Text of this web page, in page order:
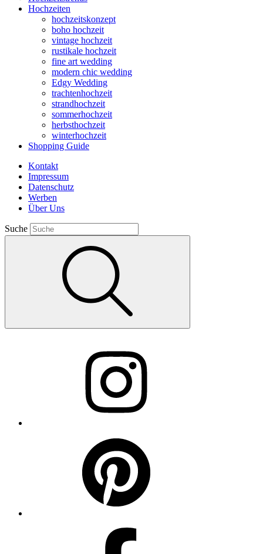
Hochzeiten
hochzeitskonzept
boho hochzeit
vintage hochzeit
rustikale hochzeit
fine art wedding
modern chic wedding
Edgy Wedding
trachtenhochzeit
strandhochzeit
sommerhochzeit
herbsthochzeit
winterhochzeit
Shopping Guide
Kontakt
Impressum
Datenschutz
Werben
Über Uns
Suche